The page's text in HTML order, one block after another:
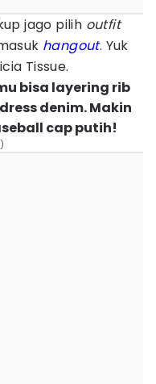
jago pilih outfit
hangout. Yuk
Tissue.
bisa layering rib
denim. Makin
cap putih!